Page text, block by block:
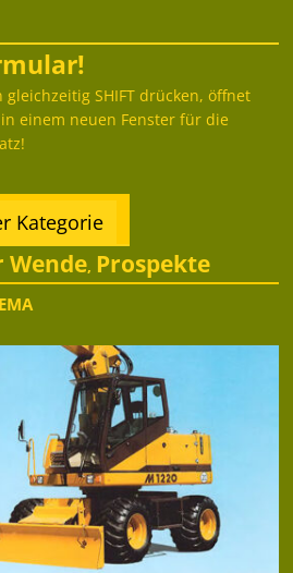
SHIFT drücken, öffnet
einem neuen Fenster für die
Kategorie
Wende, Prospekte